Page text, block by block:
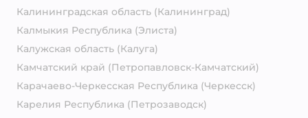
Калининградская область (Калининград)
Калмыкия Республика (Элиста)
Калужская область (Калуга)
Камчатский край (Петропавловск-Камчатский)
Карачаево-Черкесская Республика (Черкесск)
Карелия Республика (Петрозаводск)